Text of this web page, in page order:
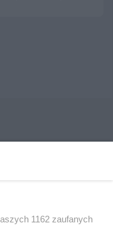
Serwis Informacyjny Miasta
1162 zaufanych